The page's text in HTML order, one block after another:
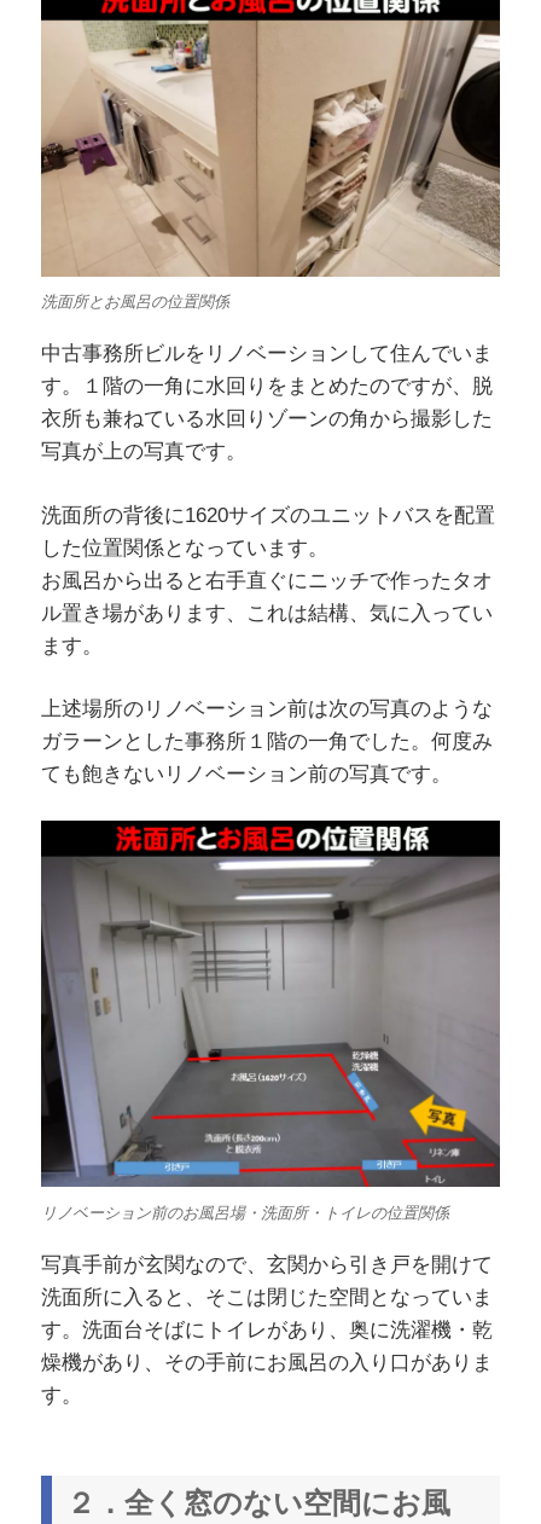
洗面所とお風呂の位置関係
中古事務所ビルをリノベーションして住んでいま
す。１階の一角に水回りをまとめたのですが、脱
衣所も兼ねている水回りゾーンの角から撮影した
写真が上の写真です。
洗面所の背後に1620サイズのユニットバスを配置
した位置関係となっています。
お風呂から出ると右手直ぐにニッチで作ったタオ
ル置き場があります、これは結構、気に入ってい
ます。
上述場所のリノベーション前は次の写真のような
ガラーンとした事務所１階の一角でした。何度み
ても飽きないリノベーション前の写真です。
リノベーション前のお風呂場・洗面所・トイレの位置関係
写真手前が玄関なので、玄関から引き戸を開けて
洗面所に入ると、そこは閉じた空間となっていま
す。洗面台そばにトイレがあり、奥に洗濯機・乾
燥機があり、その手前にお風呂の入り口がありま
す。
２．全く窓のない空間にお風